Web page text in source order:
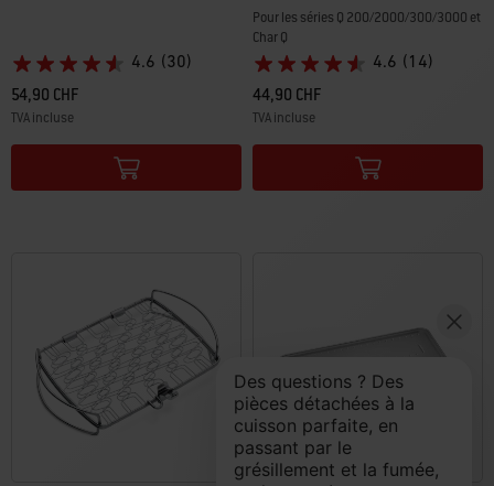
4.6 (30)
54,90 CHF
TVA incluse
Color Options
Pour les séries Q 200/2000/300/3000 et
Char Q
4.6 (14)
44,90 CHF
TVA incluse
Color Options